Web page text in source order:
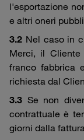
l'esportazione
e altri oneri
3.2 Nel caso in
Merci, il Cliente
franco fabbrica
richiesta dal
3.3 Se non
contrattuale è
giorni dalla